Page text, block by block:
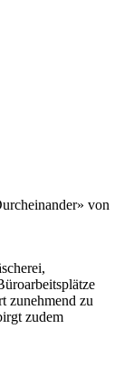
von
zunehmend zu
zudem